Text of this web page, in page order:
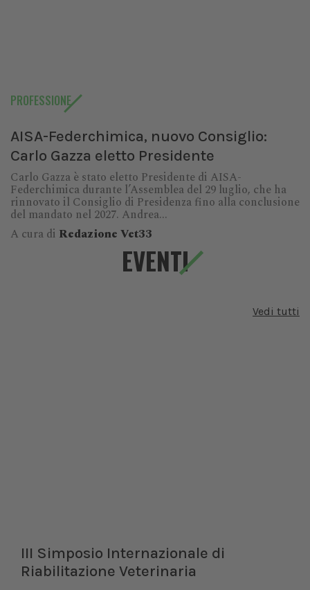
PROFESSIONE
AISA-Federchimica, nuovo Consiglio:
Carlo Gazza eletto Presidente
Carlo Gazza è stato eletto Presidente di AISA-
Federchimica durante l’Assemblea del 29 luglio, che ha
rinnovato il Consiglio di Presidenza fino alla conclusione
del mandato nel 2027. Andrea...
A cura di Redazione Vet33
EVENTI
Vedi tutti
III Simposio Internazionale di
Riabilitazione Veterinaria